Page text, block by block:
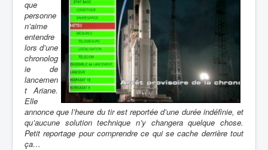
que
personne
n’aime
entendre
lors d’une
chronolog
ie de
lancemen
t Ariane.
Elle
annonce que l’heure du tir est reportée d’une durée indéfinie, et
qu’aucune solution technique n’y changera quelque chose.
Petit reportage pour comprendre ce qui se cache derrière tout
ça…